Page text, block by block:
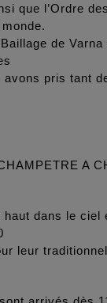
que l’Ordre
de Varna
pris tant
A
haut dans le ciel
leur